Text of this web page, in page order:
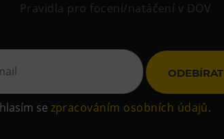
Pravidla pro focení/natáčení v DOV
ODEBÍRAT
se zpracováním osobních údajů.